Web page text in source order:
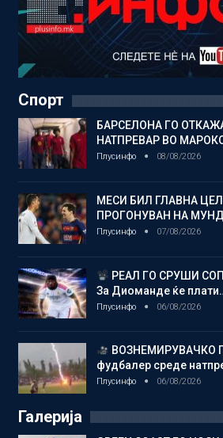
Спорт
БАРСЕЛОНА ГО
НАТПРЕВАР ВО
Плусинфо 08/08/2026
МЕСИ БИЛ ГЛАВНА
ПРОГОНУВАН НА
Плусинфо 07/08/2026
РЕАЛ ГО СРУШИ
За Диоманде ќе
Плусинфо 06/08/2026
ВОЗНЕМИРУВАЧКО
фудбалер среде
Плусинфо 06/08/2026
Галерија